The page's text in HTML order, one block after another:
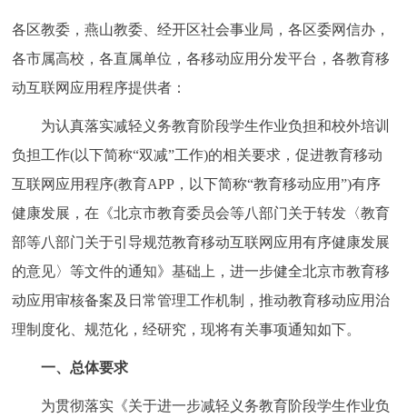
政民互动
12345网上接诉即办 我要咨询 我要建议
参与调查 在线访谈 图说互动
走进北京
北京概况 十六区概览 人文北京
绿色北京 图说北京 视频北京
多语种
ENGLISH
DEUTSCH FRANÇAIS РУССКИЙ ЯЗЫК
各区教委，燕山教委、经开区社会事业局，各区委网信办，
各市属高校，各直属单位，各移动应用分发平台，各教育移
动互联网应用程序提供者：
为认真落实减轻义务教育阶段学生作业负担和校外培训
负担工作(以下简称“双减”工作)的相关要求，促进教育移动
互联网应用程序(教育APP，以下简称“教育移动应用”)有序
健康发展，在《北京市教育委员会等八部门关于转发〈教育
部等八部门关于引导规范教育移动互联网应用有序健康发展
的意见〉等文件的通知》基础上，进一步健全北京市教育移
动应用审核备案及日常管理工作机制，推动教育移动应用治
理制度化、规范化，经研究，现将有关事项通知如下。
一、总体要求
为贯彻落实《关于进一步减轻义务教育阶段学生作业负